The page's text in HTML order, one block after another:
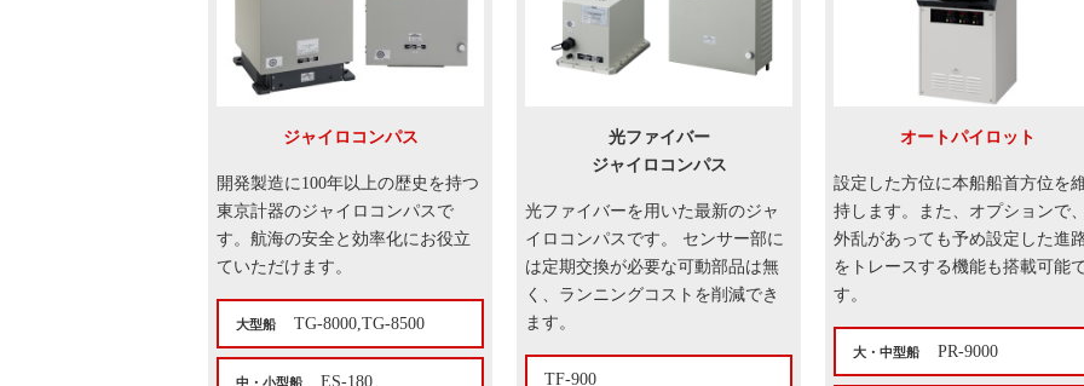
ジャイロコンパス
開発製造に100年以上の歴史を持つ
東京計器のジャイロコンパスで
す。航海の安全と効率化にお役立
ていただけます。
大型船 TG-8000,TG-8500
中・小型船 ES-180
光ファイバー
ジャイロコンパス
光ファイバーを用いた最新のジャ
イロコンパスです。 センサー部に
は定期交換が必要な可動部品は無
く、ランニングコストを削減でき
ます。
TF-900
オートパイロット
設定した方位に本船船首方位を
持します。また、オプションで、
外乱があっても予め設定した進
をトレースする機能も搭載可能
す。
大・中型船 PR-9000